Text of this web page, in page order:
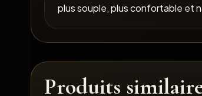
plus souple, plus confortable et
Produits